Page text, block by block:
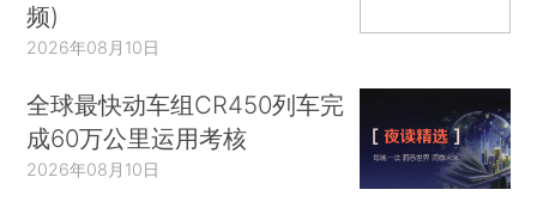
频)
2026年08月10日
全球最快动车组CR450列车完
成60万公里运用考核
2026年08月10日